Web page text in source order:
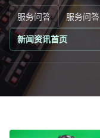
服务问答
服务问答
新闻资讯首页